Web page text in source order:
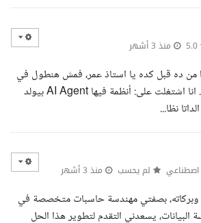
منذ 3 أشهر
ده قبل كده يا استاذ عمر، فمش هنطول في
المشروع ابدا ان شاء الله. انا اشتغلت على: أنظمة فيها AI Agent بيولد
نظا...
لم يحسب منذ 3 أشهر
وبركاته، بصفتي مهندسة حاسبات متخصصة في
البيانات، يسعدني التقدم لتطوير هذا الحل